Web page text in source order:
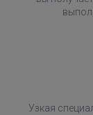
Узкая